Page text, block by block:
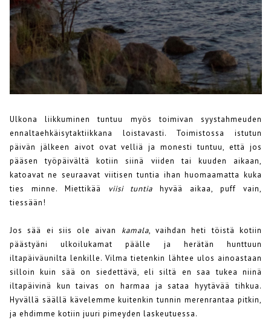
Ulkona liikkuminen tuntuu myös toimivan syystahmeuden
ennaltaehkäisytaktiikkana loistavasti. Toimistossa istutun
päivän jälkeen aivot ovat velliä ja monesti tuntuu, että jos
pääsen työpäivältä kotiin siinä viiden tai kuuden aikaan,
katoavat ne seuraavat viitisen tuntia ihan huomaamatta kuka
ties minne. Miettikää viisi tuntia hyvää aikaa, puff vain,
tiessään!
Jos sää ei siis ole aivan kamala, vaihdan heti töistä kotiin
päästyäni ulkoilukamat päälle ja herätän hunttuun
iltapäiväunilta lenkille. Vilma tietenkin lähtee ulos ainoastaan
silloin kuin sää on siedettävä, eli siltä en saa tukea niinä
iltapäivinä kun taivas on harmaa ja sataa hyytävää tihkua.
Hyvällä säällä kävelemme kuitenkin tunnin merenrantaa pitkin,
ja ehdimme kotiin juuri pimeyden laskeutuessa.